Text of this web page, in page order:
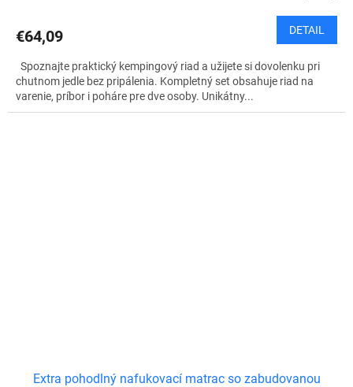
€64,09 DETAIL
Spoznajte praktický kempingový riad a užijete si dovolenku pri
chutnom jedle bez pripálenia. Kompletný set obsahuje riad na
varenie, príbor i poháre pre dve osoby. Unikátny...
Extra pohodlný nafukovací matrac so zabudovanou